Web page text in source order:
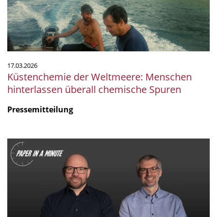
chemische
Spuren
17.03.2026
Küstenchemie der Weltmeere: Menschen
hinterlassen überall chemische Spuren
Pressemitteilung
"Paper
in
Resistance